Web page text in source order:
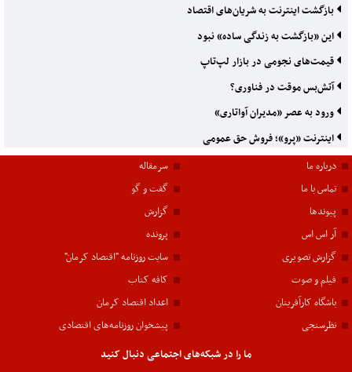
بازگشت اینترنت به شریان‌های اقتصاد
این «بازگشت به زندگی ساده» نبود
قیمت‌های نجومی در بازار لپ‌تاپ
آتش‌بس موقت در فناوری؟
ورود به عصر «مدیران آواتاری»
اینترنت «پرو»؛ فروش حق عمومی
درباره ما
تماس با ما
پیوندها
آر اس اس
سرمقاله
گفت و گو
گزارش
پرونده
گزارش تصویری
فیلم و صوت
باشگاه کارآفرینان
نظرسنجی
سایت روزنامه "اقتصاد کرمان"
کافه کتاب
اعداد اقتصاد کرمان
پیشخوان روزنامه‌های اقتصادی
ما را در شبکه‌های اجتماعی دنبال کنید